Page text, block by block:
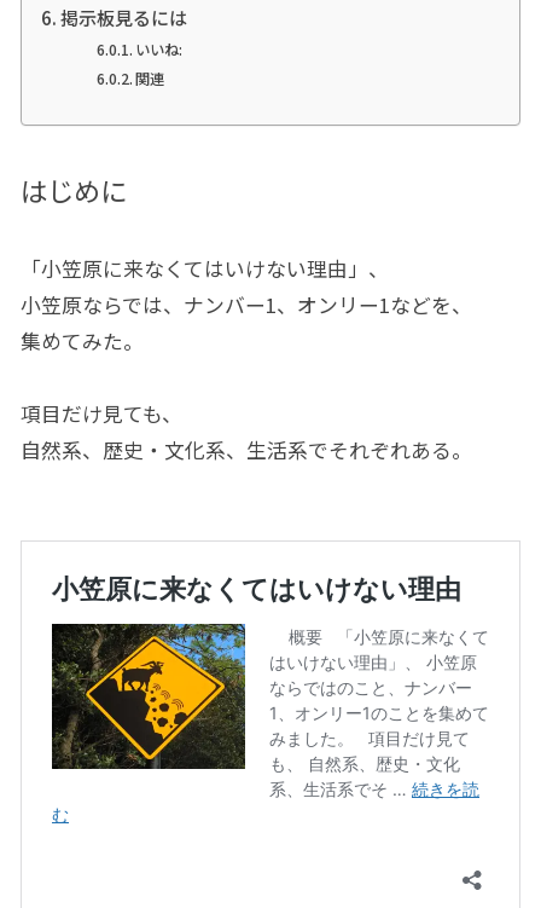
掲示板見るには
いいね:
関連
はじめに
「小笠原に来なくてはいけない理由」、
小笠原ならでは、ナンバー1、オンリー1などを、
集めてみた。
項目だけ見ても、
自然系、歴史・文化系、生活系でそれぞれある。